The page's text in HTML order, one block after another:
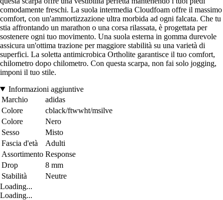
comodamente freschi. La suola intermedia Cloudfoam offre il massimo
comfort, con un'ammortizzazione ultra morbida ad ogni falcata. Che tu
stia affrontando un marathon o una corsa rilassata, è progettata per
sostenere ogni tuo movimento. Una suola esterna in gomma durevole
assicura un'ottima trazione per maggiore stabilità su una varietà di
superfici. La soletta antimicrobica Ortholite garantisce il tuo comfort,
chilometro dopo chilometro. Con questa scarpa, non fai solo jogging,
imponi il tuo stile.
Informazioni aggiuntive
Marchio
adidas
Colore
cblack/ftwwht/msilve
Colore
Nero
Sesso
Misto
Fascia d'età
Adulti
Assortimento Response
Drop
8 mm
Stabilità
Neutre
Loading...
Loading...